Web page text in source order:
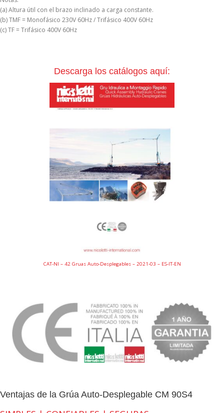
(a) Altura útil con el brazo inclinado a carga constante.
(b) TMF = Monofásico 230V 60Hz / Trifásico 400V 60Hz
(c) TF = Trifásico 400V 60Hz
Descarga los catálogos aquí:
CAT-NI – 42 Gruas Auto-Desplegables – 2021-03 – ES-IT-EN
Ventajas de la Grúa Auto-Desplegable CM 90S4